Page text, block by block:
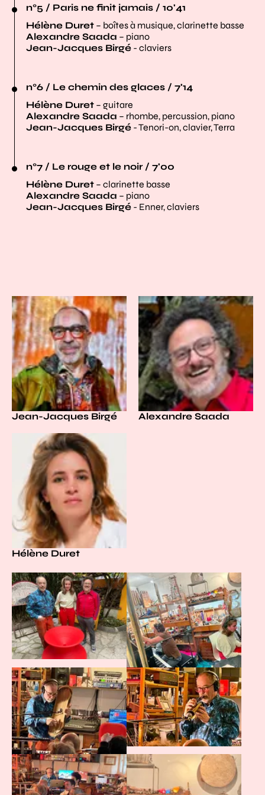
n°5 / Paris ne finit jamais / 10'41
Hélène Duret – boîtes à musique, clarinette basse
Alexandre Saada – piano
Jean-Jacques Birgé - claviers
n°6 / Le chemin des glaces / 7'14
Hélène Duret – guitare
Alexandre Saada – rhombe, percussion, piano
Jean-Jacques Birgé - Tenori-on, clavier, Terra
n°7 / Le rouge et le noir / 7'00
Hélène Duret – clarinette basse
Alexandre Saada – piano
Jean-Jacques Birgé - Enner, claviers
Jean-Jacques Birgé Alexandre Saada
Hélène Duret
Agrandir Agrandir
Agrandir Agrandir
Agrandir Agrandir